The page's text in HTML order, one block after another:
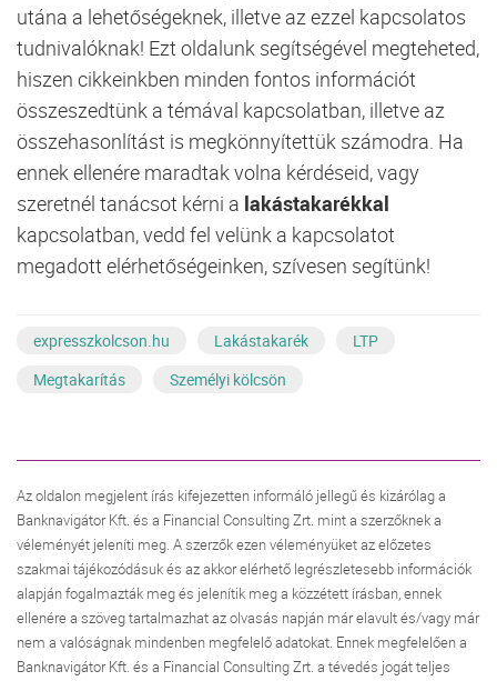
utána a lehetőségeknek, illetve az ezzel kapcsolatos
tudnivalóknak! Ezt oldalunk segítségével megteheted,
hiszen cikkeinkben minden fontos információt
összeszedtünk a témával kapcsolatban, illetve az
összehasonlítást is megkönnyítettük számodra. Ha
ennek ellenére maradtak volna kérdéseid, vagy
szeretnél tanácsot kérni a lakástakarékkal
kapcsolatban, vedd fel velünk a kapcsolatot
megadott elérhetőségeinken, szívesen segítünk!
expresszkolcson.hu Lakástakarék
LTP
Megtakarítás
Személyi kölcsön
Az oldalon megjelent írás kifejezetten informáló jellegű és kizárólag a
Banknavigátor Kft. és a Financial Consulting Zrt. mint a szerzőknek a
véleményét jeleníti meg. A szerzők ezen véleményüket az előzetes
szakmai tájékozódásuk és az akkor elérhető legrészletesebb információk
alapján fogalmazták meg és jelenítik meg a közzétett írásban, ennek
ellenére a szöveg tartalmazhat az olvasás napján már elavult és/vagy már
nem a valóságnak mindenben megfelelő adatokat. Ennek megfelelően a
Banknavigátor Kft. és a Financial Consulting Zrt. a tévedés jogát teljes